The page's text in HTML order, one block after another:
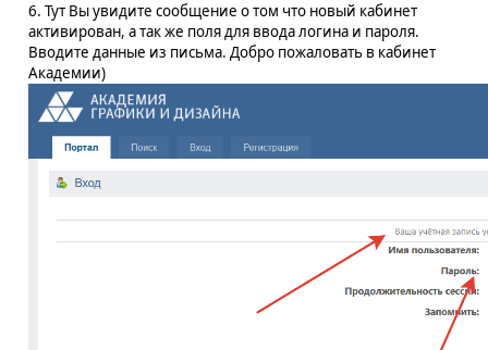
6. Тут Вы увидите сообщение о том что новый кабинет
активирован, а так же поля для ввода логина и пароля.
Вводите данные из письма. Добро пожаловать в кабинет
Академии)